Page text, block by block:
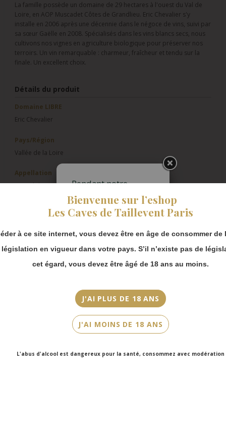
Bienvenue sur l’eshop
Les Caves de Taillevent Paris
à ce site internet, vous devez être en âge de consommer de
législation en vigueur dans votre pays. S’il n’existe pas de
cet égard, vous devez être âgé de 18 ans au moins.
J'AI PLUS DE 18 ANS
J'AI MOINS DE 18 ANS
L'abus d'alcool est dangereux pour la santé, consommez avec modération
La famille possède un domaine de 29 hectares à l'ouest du Val de
Loire, en AOP Muscadet Côtes de Grandlieu. Eric Chevalier s'y
installe en 2006 après une décennie dans le négoce de vins, suivi par
sa sœur Gaëlle en 2008. Spécialisés dans les vins blancs secs, nous
cultivons nos vignes en agriculture biologique pour préserver nos
terroirs. Un vin remarquable : charmeur, fraîcheur et tendu sur la
finale. Un excellent choix.
Détails du produit
Domaine LIBRE
Eric Chevalier
Pays/Région
Vallée de la Loire
Appellation
IGP Val de Loire
Blanc
75cl
Pendant notre
fermeture estivale,
vous pouvez
continuer à passer
Merci de bien
prendre en compte :
Les envois
partir du 31 août.
Les commandes
en click-and-
collect (cave
Faubourg Saint-
Victor Hugo)